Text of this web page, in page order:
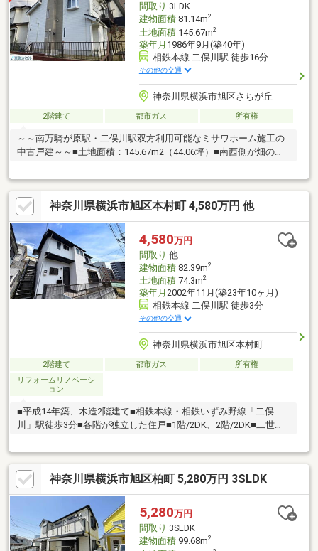
間取り 3LDK
建物面積81.14m2
土地面積145.67m2
築年月 1986年9月(築40年)
相鉄本線 二俣川駅 徒歩16分
その他の交通
神奈川県横浜市旭区さちが丘
2階建て 都市ガス 所有権
～～南万騎が原駅・二俣川駅双方利用可能なミサワホーム施工の
中古戸建～～■土地面積：145.67m2（44.06坪）■南西側が畑の
まお住まい頂けます。■2重サッシの為、結露対策、防音対策され
ております。～～売主様の方でリフォームしてお住まいの為、そ
のままお住まい頂ける戸建てになります。一度、お気軽にご内見
頂けたらと思います。～■リフォーム履歴（令和３年１月頃）・
システムキッチン・ユニットバス・トイレ・全居室の床材交換・
壁・天井のクロス張替え■担当：山口威携帯番号：080-7956-0572
神奈川県横浜市旭区本村町 4,580万円 他
4,580万円
間取り 他
建物面積82.39m2
土地面積74.3m2
築年月 2002年11月(築23年10ヶ月)
相鉄本線 二俣川駅 徒歩3分
その他の交通
神奈川県横浜市旭区本村町
2階建て 都市ガス
所有権
リフォームリノベーシ
ョン
■平成14年築、木造2階建て■相鉄本線・相鉄いずみ野線「二俣
川」駅徒歩3分■各階が独立した住戸■1階/2DK、2階/2DK■二世帯
検討可能■家賃収入シミュレーションあり■スーパーやショッピン
グ施設が徒歩圏に揃っており、利便性の高い立地■月々のお支払
い12万円台※リフォーム完成予定：2026年8月末※現況と図面が異
なる場合は現況を優先します
神奈川県横浜市旭区柏町 5,280万円 3SLDK
5,280万円
間取り 3SLDK
建物面積99.68m2